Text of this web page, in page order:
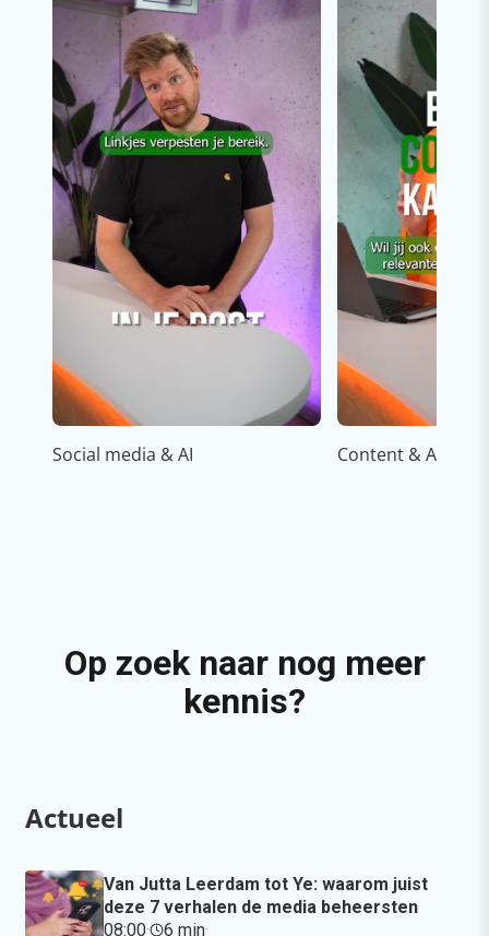
Social media & AI Content & AI
Op zoek naar nog meer
kennis?
Actueel
Van Jutta Leerdam tot Ye: waarom juist
deze 7 verhalen de media beheersten
08:00· 6 min·